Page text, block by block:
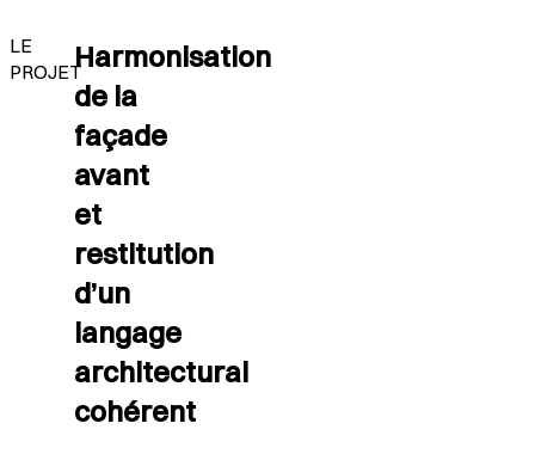
LE
PROJETHarmonisation
de la
façade
avant
et
restitution
d’un
langage
architectural
cohérent